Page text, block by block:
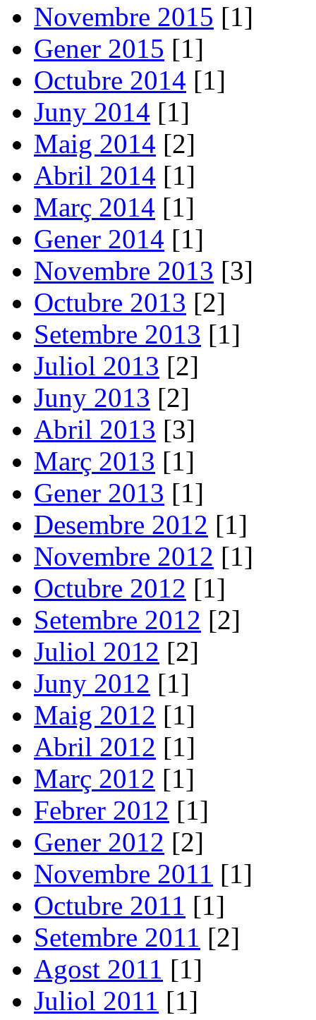
Novembre 2015 [1]
Gener 2015 [1]
Octubre 2014 [1]
Juny 2014 [1]
Maig 2014 [2]
Abril 2014 [1]
Març 2014 [1]
Gener 2014 [1]
Novembre 2013 [3]
Octubre 2013 [2]
Setembre 2013 [1]
Juliol 2013 [2]
Juny 2013 [2]
Abril 2013 [3]
Març 2013 [1]
Gener 2013 [1]
Desembre 2012 [1]
Novembre 2012 [1]
Octubre 2012 [1]
Setembre 2012 [2]
Juliol 2012 [2]
Juny 2012 [1]
Maig 2012 [1]
Abril 2012 [1]
Març 2012 [1]
Febrer 2012 [1]
Gener 2012 [2]
Novembre 2011 [1]
Octubre 2011 [1]
Setembre 2011 [2]
Agost 2011 [1]
Juliol 2011 [1]